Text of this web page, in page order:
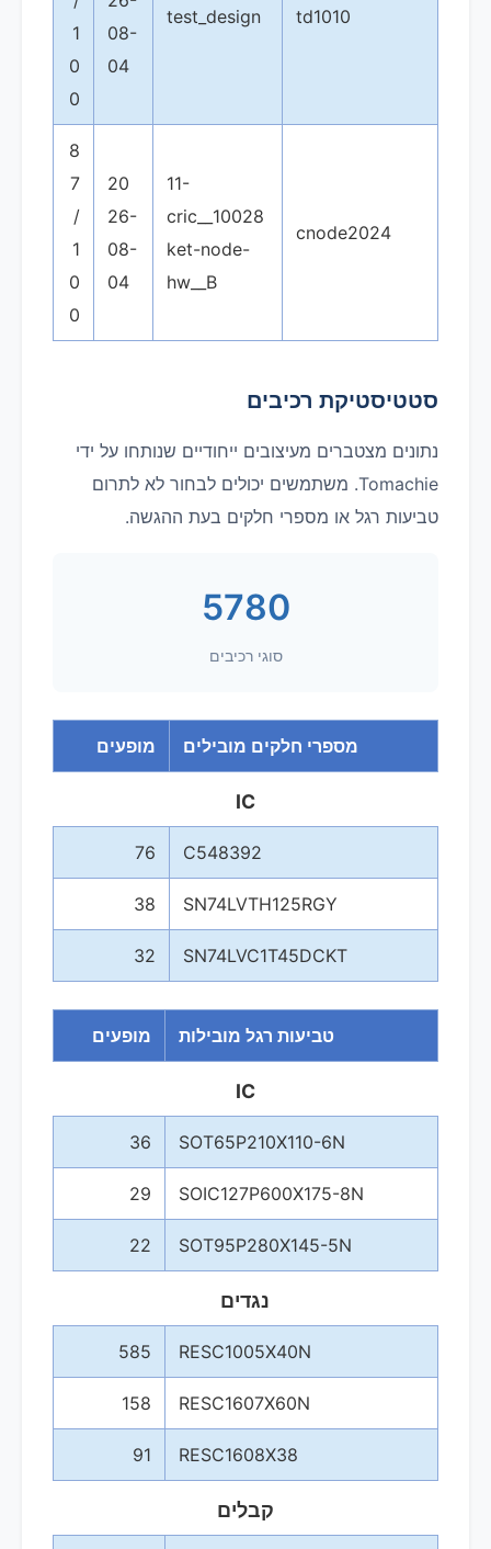
td1010
test_design
08-
04
1
0
0
cnode2024
11-
10028__cric
ket-node-
hw__B
20
26-
08-
04
8
7
/
1
0
0
סטטיסטיקת רכיבים
נתונים מצטברים מעיצובים ייחודיים שנותחו על ידי
Tomachie. משתמשים יכולים לבחור לא לתרום
טביעות רגל או מספרי חלקים בעת ההגשה.
5780
סוגי רכיבים
מספרי חלקים מובילים מופעים
IC
C548392
76
SN74LVTH125RGY
38
SN74LVC1T45DCKT
32
טביעות רגל מובילות מופעים
IC
SOT65P210X110-6N
36
SOIC127P600X175-8N
29
SOT95P280X145-5N
22
נגדים
RESC1005X40N
585
RESC1607X60N
158
RESC1608X38
91
קבלים